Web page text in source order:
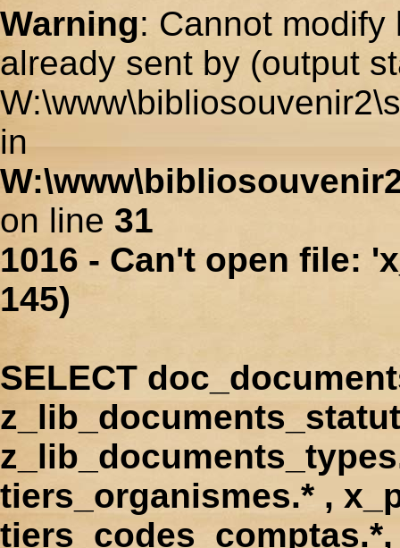
Warning: Cannot
already sent by (output
in
on line 31
1016 - Can't open file:
145)
SELECT
tiers_organismes.* ,